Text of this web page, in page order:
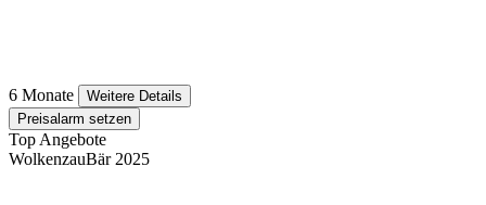
6 Monate
Weitere Details
Preisalarm setzen
Top Angebote
WolkenzauBär 2025